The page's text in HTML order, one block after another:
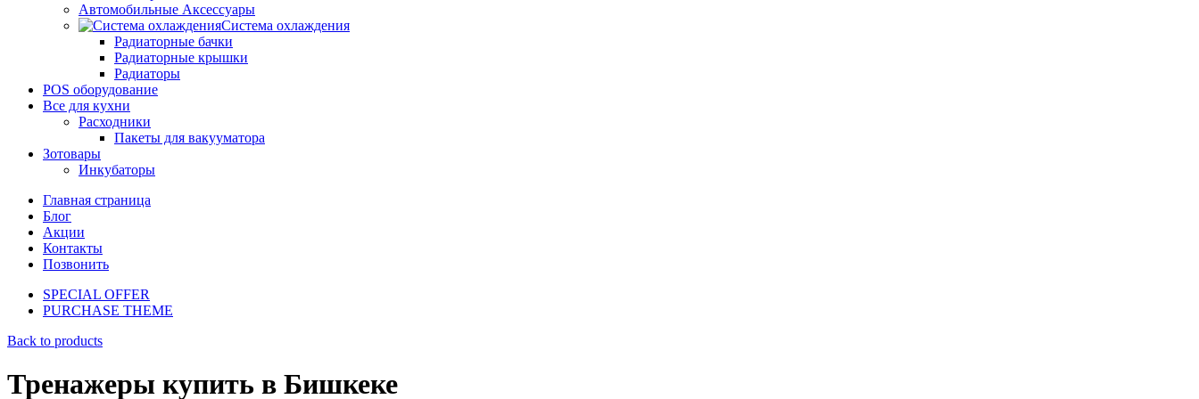
Автомобильные Аксессуары
Система охлаждения
Радиаторные бачки
Радиаторные крышки
Радиаторы
POS оборудование
Все для кухни
Расходники
Пакеты для вакууматора
Зотовары
Инкубаторы
Главная страница
Блог
Акции
Контакты
Позвонить
SPECIAL OFFER
PURCHASE THEME
Back to products
Тренажеры купить в Бишкеке